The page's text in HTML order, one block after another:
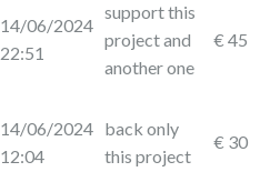
14/06/2024
22:51
support this
project and
another one
€ 45
14/06/2024
12:04
back only
this project
€ 30